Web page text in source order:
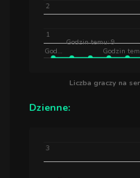
God…
Godzin temu: 9
Godzin
1
2
Liczba graczy na
Dzienne:
3